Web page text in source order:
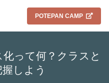
POTEPAN CAMP
化って何？クラスと
しよう